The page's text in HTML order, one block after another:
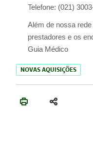
Telefone: (021)
Além de nossa
prestadores e os
Guia Médico
NOVAS AQUISIÇÕES